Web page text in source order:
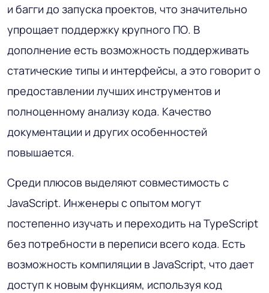
и багги до запуска проектов, что значительно
упрощает поддержку крупного ПО. В
дополнение есть возможность поддерживать
статические типы и интерфейсы, а это говорит о
предоставлении лучших инструментов и
полноценному анализу кода. Качество
документации и других особенностей
повышается.
Среди плюсов выделяют совместимость с
JavaScript. Инженеры с опытом могут
постепенно изучать и переходить на TypeScript
без потребности в переписи всего кода. Есть
возможность компиляции в JavaScript, что дает
доступ к новым функциям, используя код